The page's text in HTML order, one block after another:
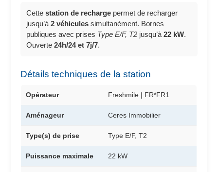
Cettestation de recharge permet de recharger
jusqu’à2 véhicules simultanément. Bornes
publiques avec prises Type E/F, T2 jusqu’à22 kW.
Ouverte24h/24 et 7j/7.
Détails techniques de la station
Opérateur Freshmile | FR*FR1
Aménageur Ceres Immobilier
Type(s) de prise Type E/F, T2
Puissance maximale 22 kW